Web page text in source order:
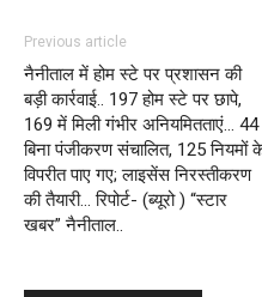
Previous article
नैनीताल में होम स्टे पर प्रशासन की
बड़ी कार्रवाई.. 197 होम स्टे पर छापे,
169 में मिली गंभीर अनियमितताएं… 44
बिना पंजीकरण संचालित, 125 नियमों
विपरीत पाए गए; लाइसेंस निरस्तीकरण
की तैयारी… रिपोर्ट- (ब्यूरो ) “स्टार
खबर” नैनीताल..